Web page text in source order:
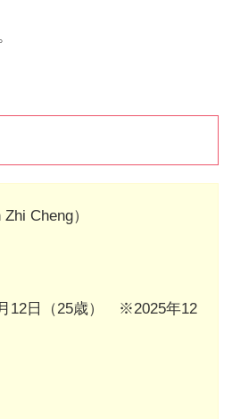
Cheng）
12日（25歳） ※2025年12